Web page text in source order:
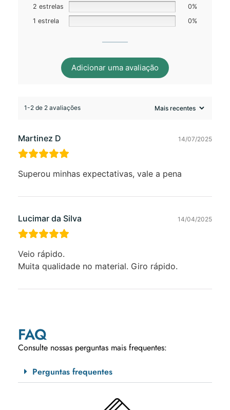
2 estrelas
0%
1 estrela
0%
Adicionar uma avaliação
1-2 de 2 avaliações
Martinez D 14/07/2025
Superou minhas expectativas, vale a pena
Lucimar da Silva 14/04/2025
Veio rápido.
Muita qualidade no material. Giro rápido.
FAQ
Consulte nossas perguntas mais frequentes:
Perguntas frequentes